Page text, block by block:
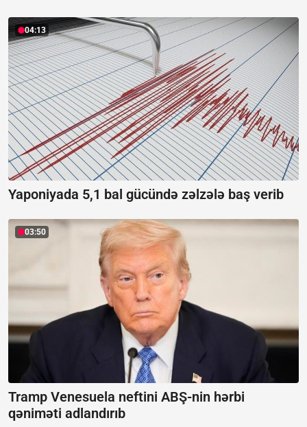
04:13
Yaponiyada 5,1 bal gücündə zəlzələ baş verib
03:50
Tramp Venesuela neftini ABŞ-nin hərbi
qəniməti adlandırıb